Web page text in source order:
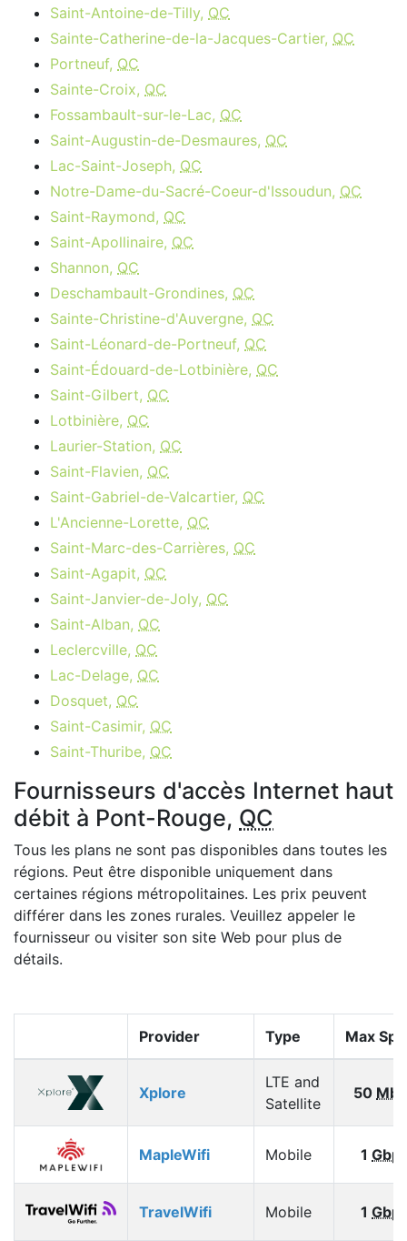
Saint-Antoine-de-Tilly, QC
Sainte-Catherine-de-la-Jacques-Cartier, QC
Portneuf, QC
Sainte-Croix, QC
Fossambault-sur-le-Lac, QC
Saint-Augustin-de-Desmaures, QC
Lac-Saint-Joseph, QC
Notre-Dame-du-Sacré-Coeur-d'Issoudun, QC
Saint-Raymond, QC
Saint-Apollinaire, QC
Shannon, QC
Deschambault-Grondines, QC
Sainte-Christine-d'Auvergne, QC
Saint-Léonard-de-Portneuf, QC
Saint-Édouard-de-Lotbinière, QC
Saint-Gilbert, QC
Lotbinière, QC
Laurier-Station, QC
Saint-Flavien, QC
Saint-Gabriel-de-Valcartier, QC
L'Ancienne-Lorette, QC
Saint-Marc-des-Carrières, QC
Saint-Agapit, QC
Saint-Janvier-de-Joly, QC
Saint-Alban, QC
Leclercville, QC
Lac-Delage, QC
Dosquet, QC
Saint-Casimir, QC
Saint-Thuribe, QC
Fournisseurs d'accès Internet haut
débit à Pont-Rouge, QC
Tous les plans ne sont pas disponibles dans toutes les
régions. Peut être disponible uniquement dans
certaines régions métropolitaines. Les prix peuvent
différer dans les zones rurales. Veuillez appeler le
fournisseur ou visiter son site Web pour plus de
détails.
Provider Type Max
Xplore
LTE and
Satellite
50
MapleWifi Mobile 1
TravelWifi Mobile 1